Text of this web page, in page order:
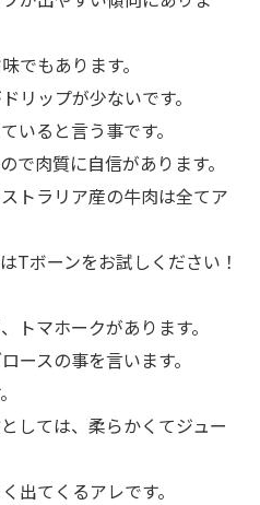
でもあります。
リップが少ないです。
いると言う事です。
で肉質に自信があります。
トラリア産の牛肉は全てア
Tボーンをお試しください！
トマホークがあります。
ースの事を言います。
しては、柔らかくてジュー
出てくるアレです。